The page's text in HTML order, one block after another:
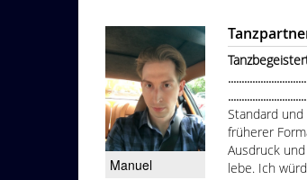
Manuel
Standard
früherer
Ausdruck
lebe. Ich